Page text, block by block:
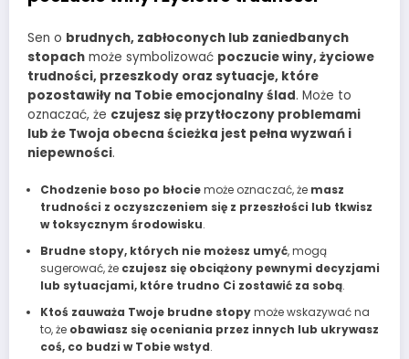
Sen o brudnych, zabłoconych lub zaniedbanych
stopach może symbolizować poczucie winy, życiowe
trudności, przeszkody oraz sytuacje, które
pozostawiły na Tobie emocjonalny ślad. Może to
oznaczać, że czujesz się przytłoczony problemami
lub że Twoja obecna ścieżka jest pełna wyzwań i
niepewności.
Chodzenie boso po błociemoże oznaczać, że masz
trudności z oczyszczeniem się z przeszłości lub tkwisz
w toksycznym środowisku.
Brudne stopy, których nie możesz umyć, mogą
sugerować, że czujesz się obciążony pewnymi decyzjami
lub sytuacjami, które trudno Ci zostawić za sobą.
Ktoś zauważa Twoje brudne stopymoże wskazywać na
to, że obawiasz się oceniania przez innych lub ukrywasz
coś, co budzi w Tobie wstyd.